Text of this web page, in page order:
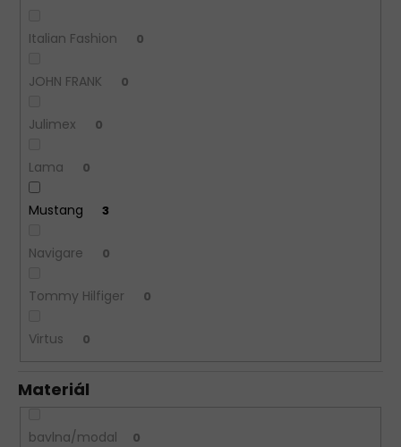
Italian Fashion 0
JOHN FRANK 0
Julimex 0
Lama 0
Mustang 3
Navigare 0
Tommy Hilfiger 0
Virtus 0
Materiál
bavlna/modal 0